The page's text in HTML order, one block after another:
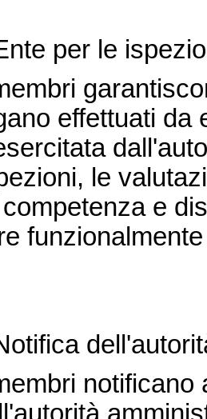
per le
effettuati da
le
e